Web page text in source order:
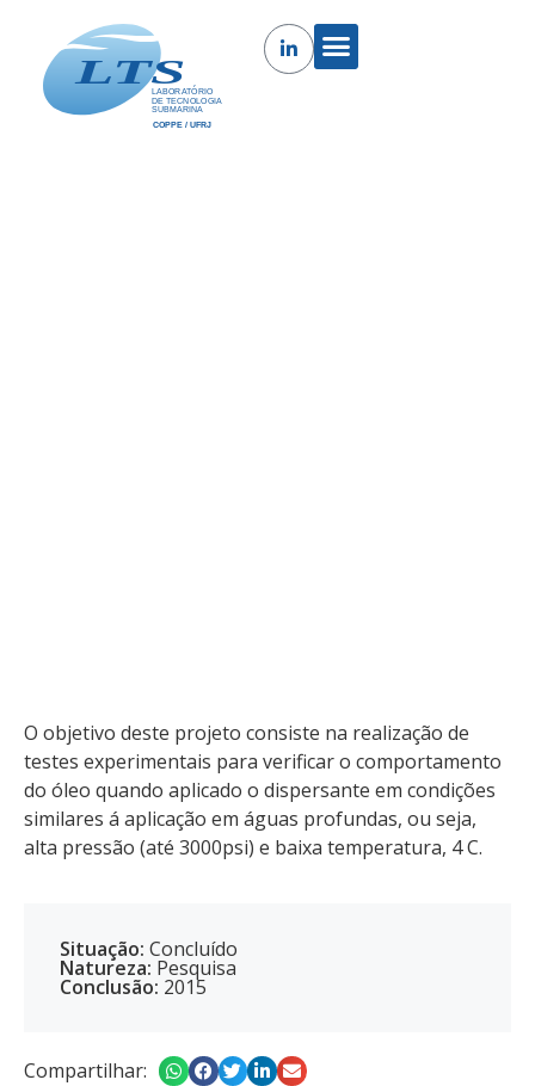
O objetivo deste projeto consiste na realização de
testes experimentais para verificar o comportamento
do óleo quando aplicado o dispersante em condições
similares á aplicação em águas profundas, ou seja,
alta pressão (até 3000psi) e baixa temperatura, 4 C.
Situação: Concluído
Natureza: Pesquisa
Conclusão: 2015
Compartilhar: